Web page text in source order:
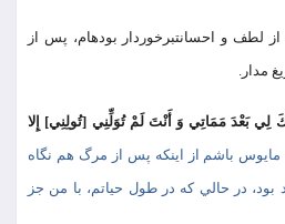
لطف و احسانت‏برخوردار بوده‏ام، پس از
مدار.
بَعْدَ مَمَاتِي وَ أَنْتَ لَمْ تُوَلِّنِي [تُولِنِي‏] إِلا
مايوس باشم از اينكه پس از مرگ هم نگاه
در حالي كه در طول حياتم، با من جز